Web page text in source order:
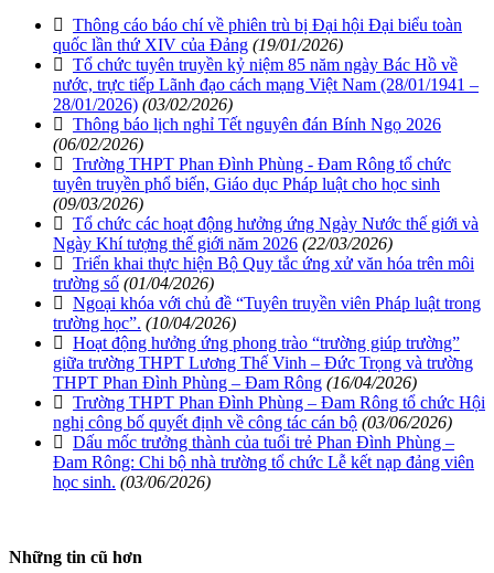
Thông cáo báo chí về phiên trù bị Đại hội Đại biểu toàn
quốc lần thứ XIV của Đảng (19/01/2026)
Tổ chức tuyên truyền kỷ niệm 85 năm ngày Bác Hồ về
nước, trực tiếp Lãnh đạo cách mạng Việt Nam (28/01/1941 –
28/01/2026) (03/02/2026)
Thông báo lịch nghỉ Tết nguyên đán Bính Ngọ 2026
(06/02/2026)
Trường THPT Phan Đình Phùng - Đam Rông tổ chức
tuyên truyền phổ biến, Giáo dục Pháp luật cho học sinh
(09/03/2026)
Tổ chức các hoạt động hưởng ứng Ngày Nước thế giới và
Ngày Khí tượng thế giới năm 2026 (22/03/2026)
Triển khai thực hiện Bộ Quy tắc ứng xử văn hóa trên môi
trường số (01/04/2026)
Ngoại khóa với chủ đề “Tuyên truyền viên Pháp luật trong
trường học”. (10/04/2026)
Hoạt động hưởng ứng phong trào “trường giúp trường”
giữa trường THPT Lương Thế Vinh – Đức Trọng và trường
THPT Phan Đình Phùng – Đam Rông (16/04/2026)
Trường THPT Phan Đình Phùng – Đam Rông tổ chức Hội
nghị công bố quyết định về công tác cán bộ (03/06/2026)
Dấu mốc trưởng thành của tuổi trẻ Phan Đình Phùng –
Đam Rông: Chi bộ nhà trường tổ chức Lễ kết nạp đảng viên
học sinh. (03/06/2026)
Những tin cũ hơn